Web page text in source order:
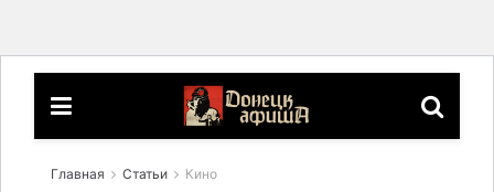
Главная Статьи Кино